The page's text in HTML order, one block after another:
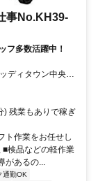
事No.KH39-
フ多数活躍中！
ディタウン中央徒
分、ＪＲ福知山
Ｒ「新三田」駅
) 残業もありで稼ぎ
ト作業をお任せし
検品などの軽作業
があるの...
通勤OK